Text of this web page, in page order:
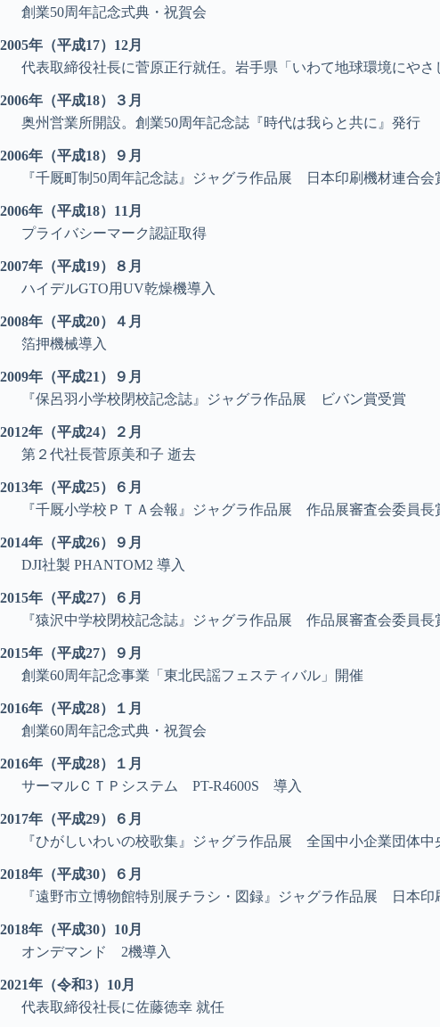
創業50周年記念式典・祝賀会
2005年（平成17）12月
代表取締役社長に菅原正行就任。岩手県「いわて地球環境にやさ
2006年（平成18）３月
奥州営業所開設。創業50周年記念誌『時代は我らと共に』発行
2006年（平成18）９月
『千厩町制50周年記念誌』ジャグラ作品展 日本印刷機材連合会
2006年（平成18）11月
プライバシーマーク認証取得
2007年（平成19）８月
ハイデルGTO用UV乾燥機導入
2008年（平成20）４月
箔押機械導入
2009年（平成21）９月
『保呂羽小学校閉校記念誌』ジャグラ作品展 ビバン賞受賞
2012年（平成24）２月
第２代社長菅原美和子 逝去
2013年（平成25）６月
『千厩小学校ＰＴＡ会報』ジャグラ作品展 作品展審査会委員長
2014年（平成26）９月
DJI社製 PHANTOM2 導入
2015年（平成27）６月
『猿沢中学校閉校記念誌』ジャグラ作品展 作品展審査会委員長
2015年（平成27）９月
創業60周年記念事業「東北民謡フェスティバル」開催
2016年（平成28）１月
創業60周年記念式典・祝賀会
2016年（平成28）１月
サーマルＣＴＰシステム PT-R4600S 導入
2017年（平成29）６月
『ひがしいわいの校歌集』ジャグラ作品展 全国中小企業団体中
2018年（平成30）６月
『遠野市立博物館特別展チラシ・図録』ジャグラ作品展 日本印
2018年（平成30）10月
オンデマンド 2機導入
2021年（令和3）10月
代表取締役社長に佐藤徳幸 就任